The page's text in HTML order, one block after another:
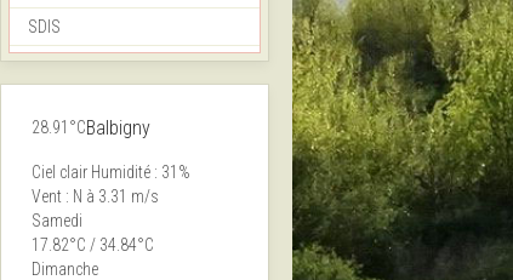
SDIS
28.91°CBalbigny
Ciel clair Humidité : 31%
Vent : N à 3.31 m/s
Samedi
17.82°C / 34.84°C
Dimanche